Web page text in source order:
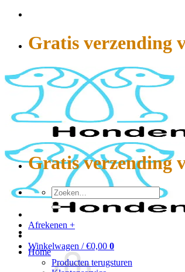
Gratis verzending
Home
Producten terugsturen
Gratis verzending
Zoeken
naar:
Afrekenen +
Winkelwagen /€0,00 0